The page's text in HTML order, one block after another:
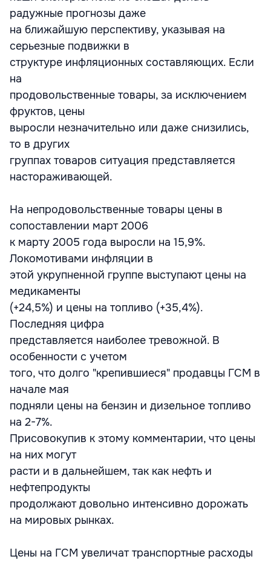
радужные прогнозы даже
на ближайшую перспективу, указывая на
серьезные подвижки в
структуре инфляционных составляющих. Если
на
продовольственные товары, за исключением
фруктов, цены
выросли незначительно или даже снизились,
то в других
группах товаров ситуация представляется
настораживающей.
На непродовольственные товары цены в
сопоставлении март 2006
к марту 2005 года выросли на 15,9%.
Локомотивами инфляции в
этой укрупненной группе выступают цены на
медикаменты
(+24,5%) и цены на топливо (+35,4%).
Последняя цифра
представляется наиболее тревожной. В
особенности с учетом
того, что долго "крепившиеся" продавцы ГСМ в
начале мая
подняли цены на бензин и дизельное топливо
на 2-7%.
Присовокупив к этому комментарии, что цены
на них могут
расти и в дальнейшем, так как нефть и
нефтепродукты
продолжают довольно интенсивно дорожать
на мировых рынках.
Цены на ГСМ увеличат транспортные расходы